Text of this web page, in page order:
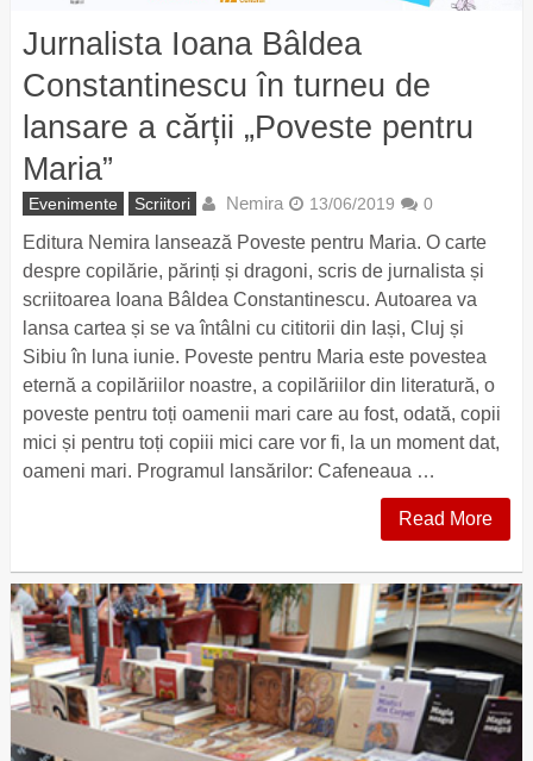
Jurnalista Ioana Bâldea
Constantinescu în turneu de
lansare a cărții „Poveste pentru
Maria”
Evenimente Scriitori Nemira 13/06/2019 0
Editura Nemira lansează Poveste pentru Maria. O carte
despre copilărie, părinți și dragoni, scris de jurnalista și
scriitoarea Ioana Bâldea Constantinescu. Autoarea va
lansa cartea și se va întâlni cu cititorii din Iași, Cluj și
Sibiu în luna iunie. Poveste pentru Maria este povestea
eternă a copilăriilor noastre, a copilăriilor din literatură, o
poveste pentru toți oamenii mari care au fost, odată, copii
mici și pentru toți copiii mici care vor fi, la un moment dat,
oameni mari. Programul lansărilor: Cafeneaua …
Read More